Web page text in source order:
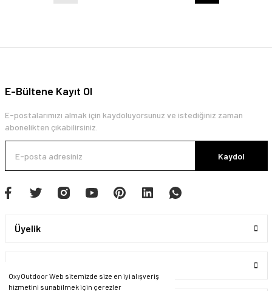
OxyOutdoor Web sitemizde size en iyi alışveriş
hizmetini sunabilmek için çerezler
E-Bültene Kayıt Ol
E-postalarımızı almak için kaydoluyorsunuz ve istediğiniz zaman
abonelikten çıkabilirsiniz.
Kaydol
Üyelik